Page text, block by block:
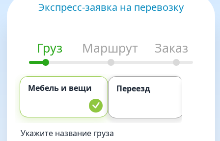
Экспресс-заявка на перевозку
Груз Маршрут Заказ
Мебель и вещи Переезд
Укажите название груза